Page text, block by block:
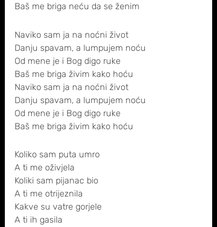
Baš me briga neću da se ženim
Naviko sam ja na noćni život
Danju spavam, a lumpujem noću
Od mene je i Bog digo ruke
Baš me briga živim kako hoću
Naviko sam ja na noćni život
Danju spavam, a lumpujem noću
Od mene je i Bog digo ruke
Baš me briga živim kako hoću
Koliko sam puta umro
A ti me oživjela
Koliki sam pijanac bio
A ti me otrijeznila
Kakve su vatre gorjele
A ti ih gasila